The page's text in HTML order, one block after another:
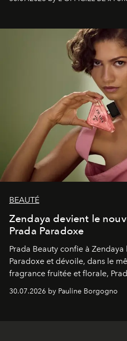
émotionnel où chaque œuvre
émerveillement.
BEAUTÉ
Zendaya devient le
Prada Paradoxe
Prada Beauty confie à Zendaya
Paradoxe et dévoile, dans le
fragrance fruitée et florale,
Chemistry Eau de Parfum.
30.07.2026 by Pauline Borgogno